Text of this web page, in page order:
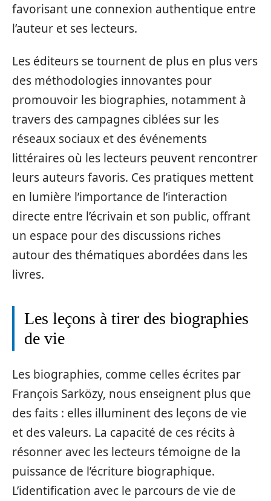
favorisant une connexion authentique entre
l’auteur et ses lecteurs.
Les éditeurs se tournent de plus en plus vers
des méthodologies innovantes pour
promouvoir les biographies, notamment à
travers des campagnes ciblées sur les
réseaux sociaux et des événements
littéraires où les lecteurs peuvent rencontrer
leurs auteurs favoris. Ces pratiques mettent
en lumière l’importance de l’interaction
directe entre l’écrivain et son public, offrant
un espace pour des discussions riches
autour des thématiques abordées dans les
livres.
Les leçons à tirer des biographies
de vie
Les biographies, comme celles écrites par
François Sarközy, nous enseignent plus que
des faits : elles illuminent des leçons de vie
et des valeurs. La capacité de ces récits à
résonner avec les lecteurs témoigne de la
puissance de l’écriture biographique.
L’identification avec le parcours de vie de